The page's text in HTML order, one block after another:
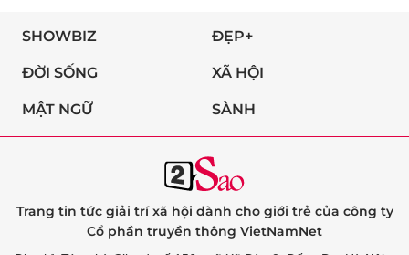
SHOWBIZ ĐẸP+
ĐỜI SỐNG XÃ HỘI
MẬT NGỮ SÀNH
Trang tin tức giải trí xã hội dành cho giới trẻ của công ty
Cổ phần truyền thông VietNamNet